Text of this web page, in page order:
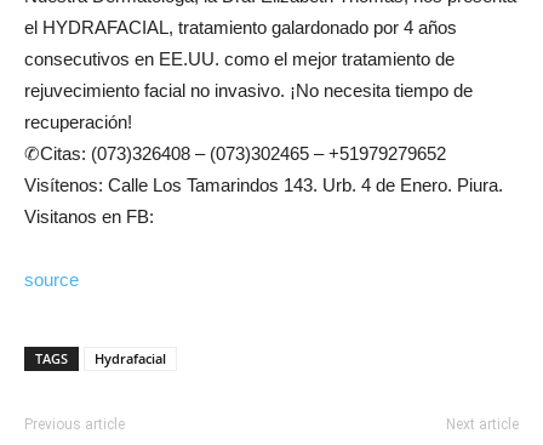
el HYDRAFACIAL, tratamiento galardonado por 4 años
consecutivos en EE.UU. como el mejor tratamiento de
rejuvecimiento facial no invasivo. ¡No necesita tiempo de
recuperación!
✆Citas: (073)326408 – (073)302465 – +51979279652
Visítenos: Calle Los Tamarindos 143. Urb. 4 de Enero. Piura.
Visitanos en FB:
source
TAGS Hydrafacial
Previous article Next article